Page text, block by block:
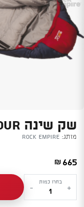
שק שינה CYKLOTOUR
מותג: Rock Empire
₪ 665
+
כמות
של
בחרו כמות
-